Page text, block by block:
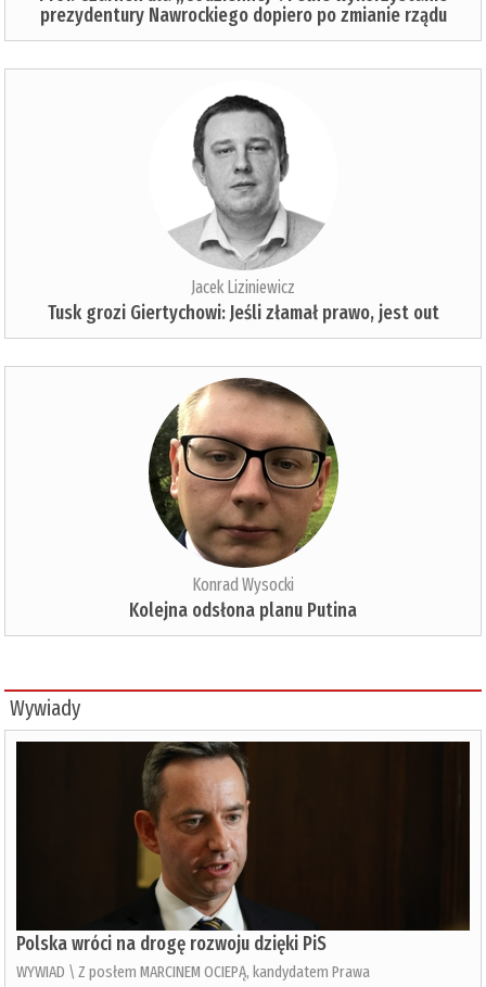
prezydentury Nawrockiego dopiero po zmianie rządu
Jacek Liziniewicz
Tusk grozi Giertychowi: Jeśli złamał prawo, jest out
Konrad Wysocki
Kolejna odsłona planu Putina
Wywiady
Polska wróci na drogę rozwoju dzięki PiS
WYWIAD \ Z posłem MARCINEM OCIEPĄ, kandydatem Prawa